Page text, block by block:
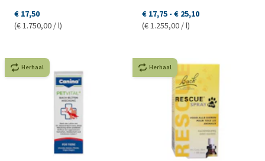
€ 17,50
(€ 1.750,00 / l)
€ 17,75 - € 25,10
(€ 1.255,00 / l)
Herhaal Herhaal